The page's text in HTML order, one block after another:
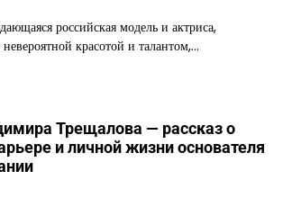
российская модель и актриса,
красотой и талантом,…
Трещалова — рассказ о
и личной жизни основателя